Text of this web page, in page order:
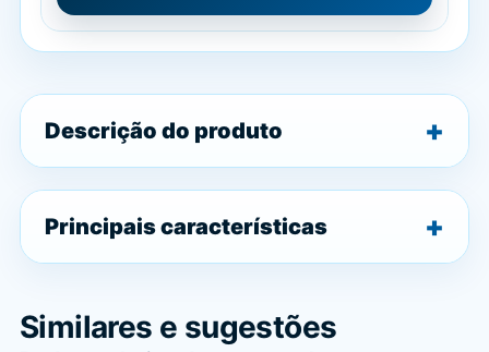
Descrição do produto
Principais características
Similares e sugestões